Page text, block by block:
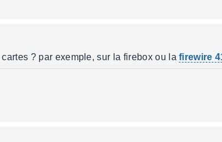
? par exemple, sur la firebox ou lafirewire